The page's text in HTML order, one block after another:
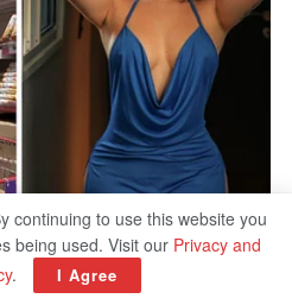
continuing to use this website you
being used. Visit our Privacy and
. I Agree